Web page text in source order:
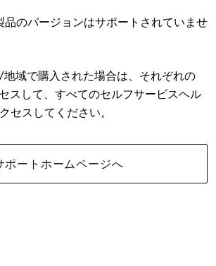
品のバージョンはサポートされていませ
域で購入された場合は、それぞれの
スして、すべてのセルフサービスヘル
セスしてください。
ポートホームページへ